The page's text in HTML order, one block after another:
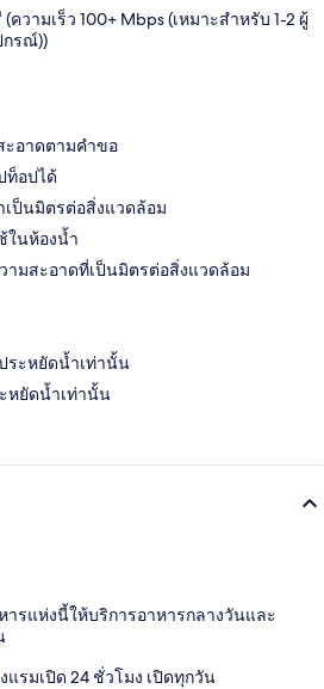
ความเร็ว 100+ Mbps (เหมาะสำหรับ 1-2 ผู้
กรณ์))
ะอาดตามคำขอ
ท็อปได้
ป็นมิตรต่อสิ่งแวดล้อม
ในห้องน้ำ
มสะอาดที่เป็นมิตรต่อสิ่งแวดล้อม
ระหยัดน้ำเท่านั้น
หยัดน้ำเท่านั้น
ารแห่งนี้ให้บริการอาหารกลางวันและ
แรมเปิด 24 ชั่วโมง เปิดทุกวัน